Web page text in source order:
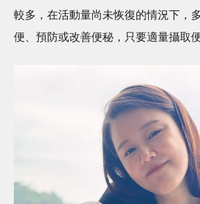
較多，在活動量尚未恢復的情況下，
便、預防或改善便秘，只要適量攝取